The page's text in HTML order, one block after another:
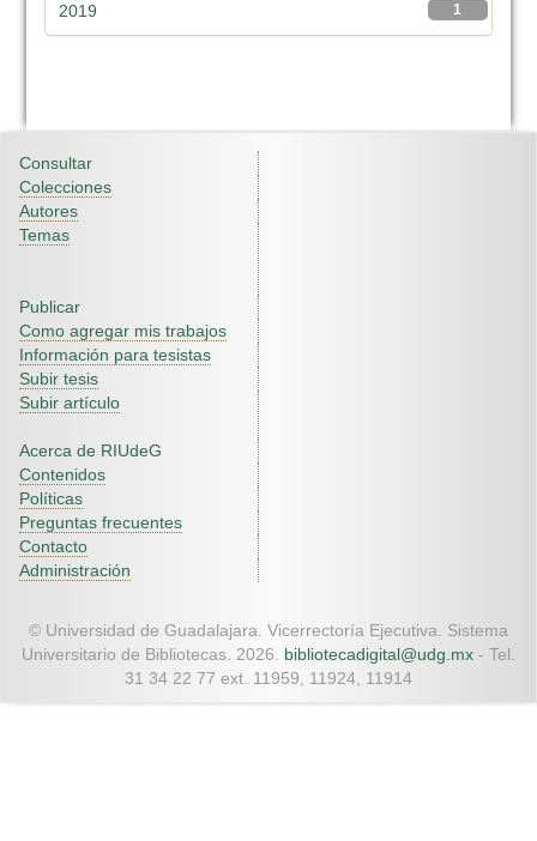
1
2019
Consultar
Colecciones
Autores
Temas
Publicar
Como agregar mis trabajos
Información para tesistas
Subir tesis
Subir artículo
Acerca de RIUdeG
Contenidos
Políticas
Preguntas frecuentes
Contacto
Administración
© Universidad de Guadalajara. Vicerrectoría Ejecutiva. Sistema
Universitario de Bibliotecas. 2026. bibliotecadigital@udg.mx - Tel.
31 34 22 77 ext. 11959, 11924, 11914